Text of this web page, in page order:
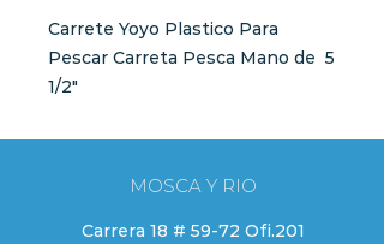
Carrete Yoyo Plastico Para
Pescar Carreta Pesca Mano de 5
1/2"
MOSCA Y RIO
Carrera 18 # 59-72 Ofi.201